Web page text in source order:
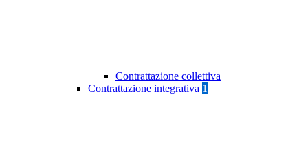
Contrattazione collettiva
Contrattazione integrativa 1